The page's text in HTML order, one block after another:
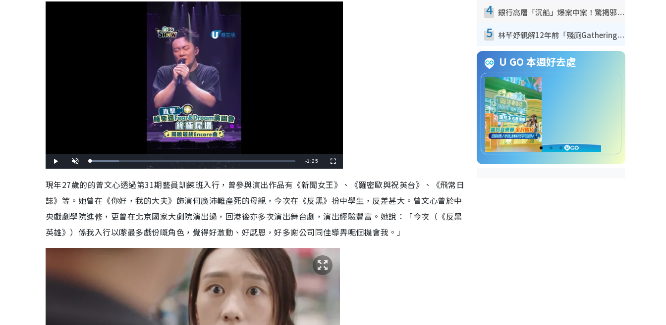
l
n
t
e
L
e
d
4
2
R
a
i
n
-1:25
u
s
c
e
e
現年27歲的的曾文心透過第31期藝員訓練班入行，曾參與演出作品有《新聞女王》、《羅密歐與祝英台》、《飛常日
誌》等。她曾在《你好，我的大夫》飾演何廣沛難產死的母親，今次在《反黑》扮中學生，反差甚大。曾文心曾於中
央戲劇學院進修，更曾在北京國家大劇院演出過，回港後亦多次演出舞台劇，演出經驗豐富。她說：「今次（《反黑
英雄》）係我入行以嚟最多戲份嘅角色，覺得好激動、好感恩，好多謝公司同佳導畀呢個機會我。」
4 銀行高層「沉船」爆案中案！驚揭邪教洗腦操控賣淫被吞600萬 幕後黑手講多錯多
5 林芊妤親解12年前「殘廁Gathering」真相！高層解約一句話重創尊嚴至今拒返TVB
U GO 本週好去處